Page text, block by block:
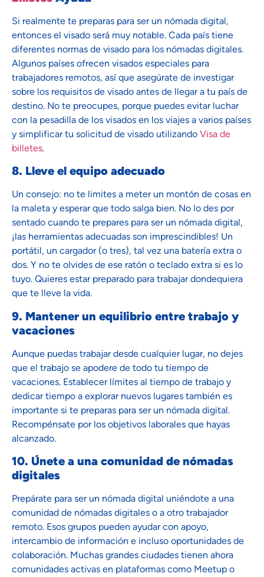
Si realmente te preparas para ser un nómada digital,
entonces el visado será muy notable. Cada país tiene
diferentes normas de visado para los nómadas digitales.
Algunos países ofrecen visados especiales para
trabajadores remotos, así que asegúrate de investigar
sobre los requisitos de visado antes de llegar a tu país de
destino. No te preocupes, porque puedes evitar luchar
con la pesadilla de los visados en los viajes a varios países
y simplificar tu solicitud de visado utilizando Visa de
billetes.
8. Lleve el equipo adecuado
Un consejo: no te limites a meter un montón de cosas en
la maleta y esperar que todo salga bien. No lo des por
sentado cuando te prepares para ser un nómada digital,
¡las herramientas adecuadas son imprescindibles! Un
portátil, un cargador (o tres), tal vez una batería extra o
dos. Y no te olvides de ese ratón o teclado extra si es lo
tuyo. Quieres estar preparado para trabajar dondequiera
que te lleve la vida.
9. Mantener un equilibrio entre trabajo y
vacaciones
Aunque puedas trabajar desde cualquier lugar, no dejes
que el trabajo se apodere de todo tu tiempo de
vacaciones. Establecer límites al tiempo de trabajo y
dedicar tiempo a explorar nuevos lugares también es
importante si te preparas para ser un nómada digital.
Recompénsate por los objetivos laborales que hayas
alcanzado.
10. Únete a una comunidad de nómadas
digitales
Prepárate para ser un nómada digital uniéndote a una
comunidad de nómadas digitales o a otro trabajador
remoto. Esos grupos pueden ayudar con apoyo,
intercambio de información e incluso oportunidades de
colaboración. Muchas grandes ciudades tienen ahora
comunidades activas en plataformas como Meetup o